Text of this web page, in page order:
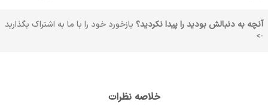
آنچه به دنبالش بودید را پیدا نکردید؟ بازخورد خود را با ما به اشتراک بگذارید
->
خلاصه نظرات